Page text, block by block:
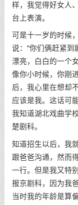
样，我觉得好女人
台上表演。
可是十一岁的时候
说：“你们俩赶紧到
漂亮，白白的一个
像你小时候，你刚
后，我心里在想却
应该是我。这话可
我知道湖北戏曲学
楚剧科。
知道招生以后，我
跟爸爸沟通，然而
一行。但是我又特
报京剧科，因为我
当时我的年龄是算